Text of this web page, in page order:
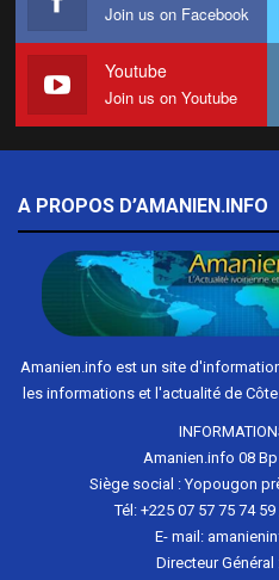
Join us on Facebook
Youtube
Join us on Youtube
A PROPOS D’AMANIEN.INFO
Amanien.info est un site
les informations et l'actualité de
Amanien.info 08
Siège social : Yopougon
Tél: +225 07 57 75 74
E- mail:
Directeur Général